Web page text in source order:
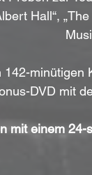
Hall“,
142-minütigen
DVD mit
mit einem